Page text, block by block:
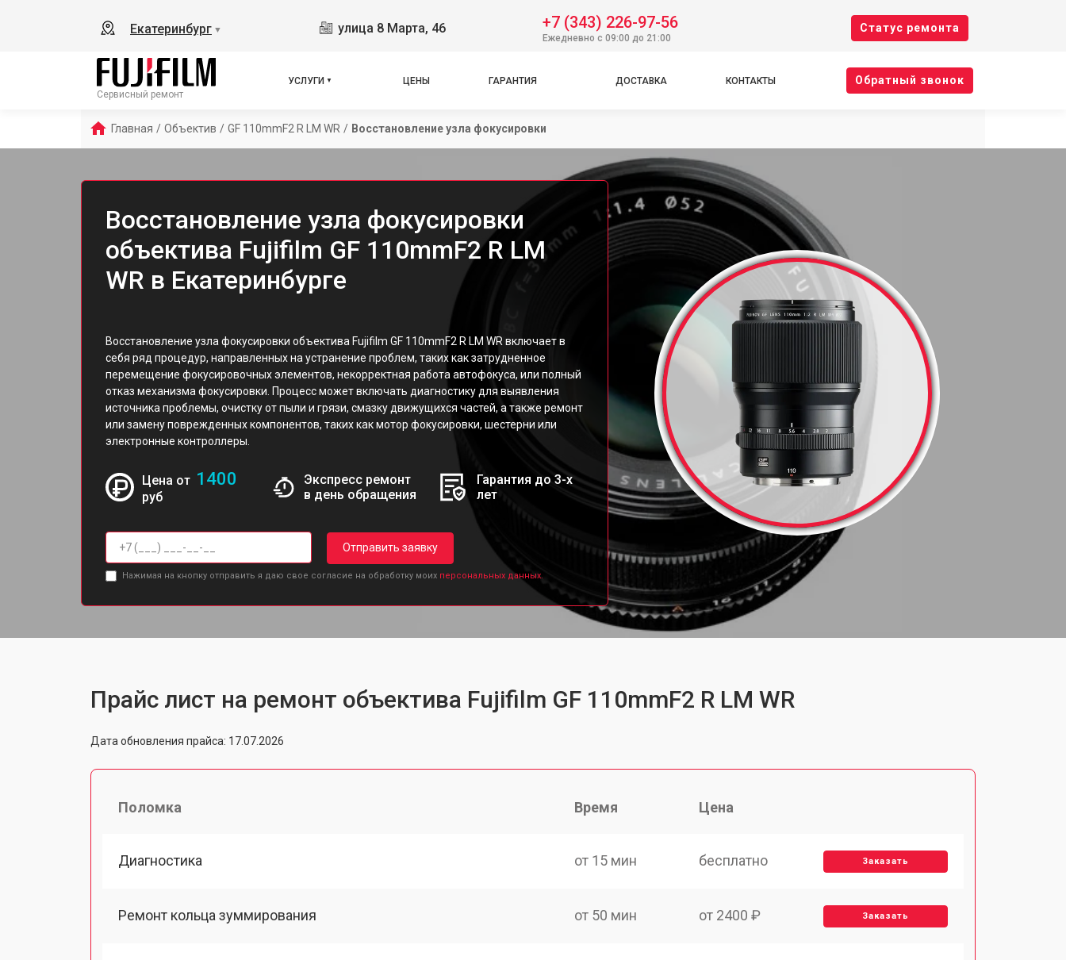
Екатеринбург ▼ улица 8 Марта, 46 +7 (343) 226-97-56
Ежедневно с 09:00 до 21:00
Cтатус ремонта
Сервисный ремонт
УСЛУГИ ЦЕНЫ ГАРАНТИЯ ДОСТАВКА КОНТАКТЫ Oбратный звонок
Главная / Объектив / GF 110mmF2 R LM WR / Восстановление узла фокусировки
Восстановление узла фокусировки
объектива Fujifilm GF 110mmF2 R LM
WR в Екатеринбурге
Восстановление узла фокусировки объектива Fujifilm GF 110mmF2 R LM WR включает в
себя ряд процедур, направленных на устранение проблем, таких как затрудненное
перемещение фокусировочных элементов, некорректная работа автофокуса, или полный
отказ механизма фокусировки. Процесс может включать диагностику для выявления
источника проблемы, очистку от пыли и грязи, смазку движущихся частей, а также ремонт
или замену поврежденных компонентов, таких как мотор фокусировки, шестерни или
электронные контроллеры.
Цена от 1400
руб
Экспресс ремонт
в день обращения
Гарантия до 3-х
лет
Отправить заявку
Нажимая на кнопку отправить я даю свое согласие на обработку моих персональных данных.
Прайс лист на ремонт объектива Fujifilm GF 110mmF2 R LM WR
Дата обновления прайса: 17.07.2026
Поломка Время Цена
Диагностика от 15 мин бесплатно Заказать
Ремонт кольца зуммирования от 50 мин от 2400 ₽ Заказать